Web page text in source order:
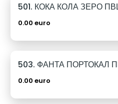
0.00 euro
0.00 euro